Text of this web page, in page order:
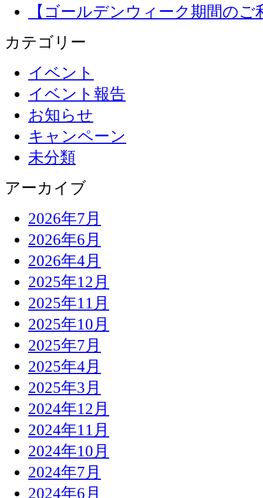
【ゴールデンウィーク期間の
カテゴリー
イベント
イベント報告
お知らせ
キャンペーン
未分類
アーカイブ
2026年7月
2026年6月
2026年4月
2025年12月
2025年11月
2025年10月
2025年7月
2025年4月
2025年3月
2024年12月
2024年11月
2024年10月
2024年7月
2024年6月